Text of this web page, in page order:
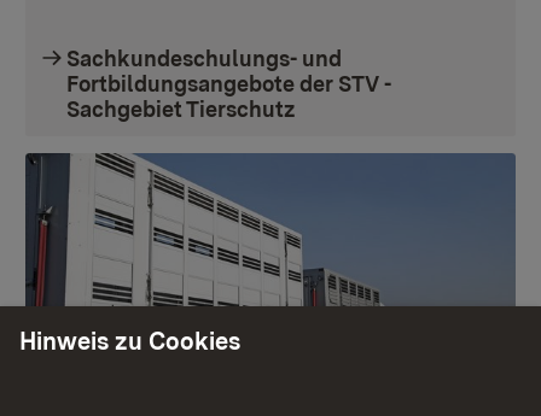
Sachkundeschulungs- und
Fortbildungsangebote der STV -
Sachgebiet Tierschutz
Hinweis zu Cookies